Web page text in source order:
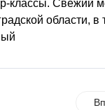
классы. Свежий
области, в